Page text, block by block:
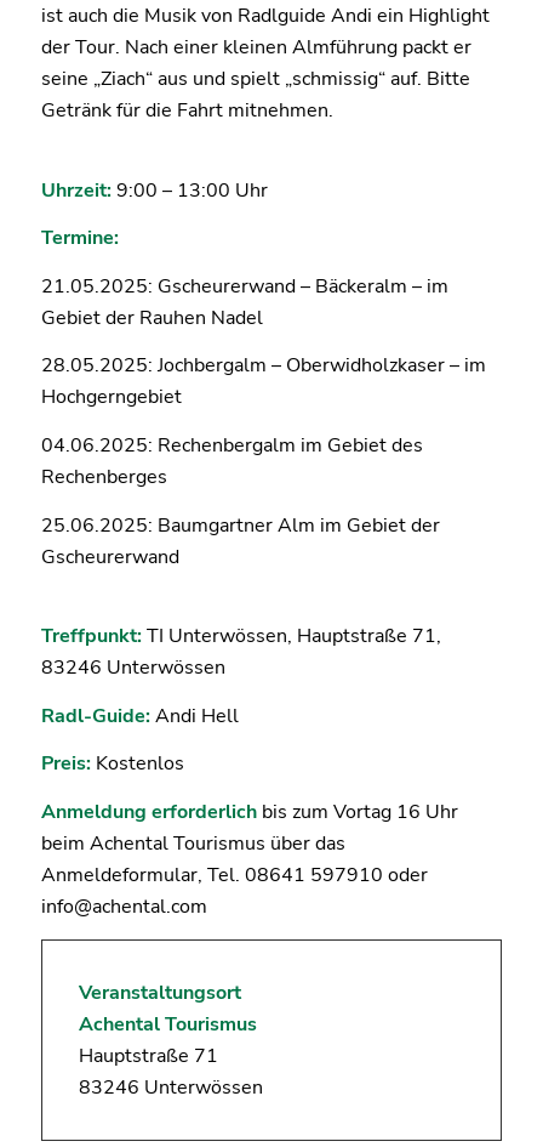
ist auch die Musik von Radlguide Andi ein Highlight
der Tour. Nach einer kleinen Almführung packt er
seine „Ziach“ aus und spielt „schmissig“ auf. Bitte
Getränk für die Fahrt mitnehmen.
Uhrzeit:9:00 – 13:00 Uhr
Termine:
21.05.2025: Gscheurerwand – Bäckeralm – im
Gebiet der Rauhen Nadel
28.05.2025: Jochbergalm – Oberwidholzkaser – im
Hochgerngebiet
04.06.2025: Rechenbergalm im Gebiet des
Rechenberges
25.06.2025: Baumgartner Alm im Gebiet der
Gscheurerwand
Treffpunkt:TI Unterwössen, Hauptstraße 71,
83246 Unterwössen
Radl-Guide:Andi Hell
Preis: Kostenlos
Anmeldung erforderlichbis zum Vortag 16 Uhr
beim Achental Tourismus über das
Anmeldeformular, Tel. 08641 597910 oder
info@achental.com
Veranstaltungsort
Achental Tourismus
Hauptstraße 71
83246 Unterwössen